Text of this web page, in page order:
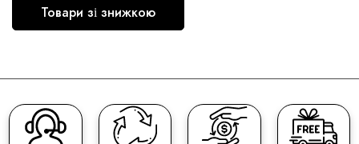
Товари зі знижкою